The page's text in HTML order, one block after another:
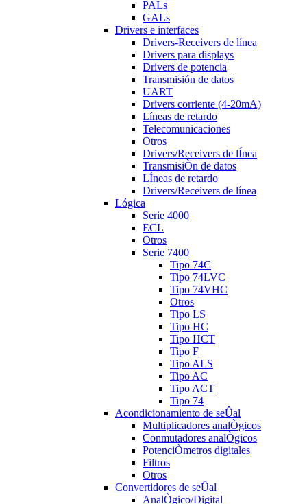
PALs
GALs
Drivers e interfaces
Drivers-Receivers de línea
Drivers para displays
Drivers de potencia
Transmisión de datos
UART
Drivers corriente (4-20mA)
Líneas de retardo
Telecomunicaciones
Otros
Drivers/Receivers de lÍnea
TransmisiÒn de datos
LÍneas de retardo
Drivers/Receivers de línea
Lógica
Serie 4000
ECL
Otros
Serie 7400
Tipo 74C
Tipo 74LVC
Tipo 74VHC
Otros
Tipo LS
Tipo HC
Tipo HCT
Tipo F
Tipo ALS
Tipo AC
Tipo ACT
Tipo 74
Acondicionamiento de seÛal
Multiplicadores analÒgicos
Conmutadores analÒgicos
PotenciÒmetros digitales
Filtros
Otros
Convertidores de seÛal
AnalÒgico/Digital